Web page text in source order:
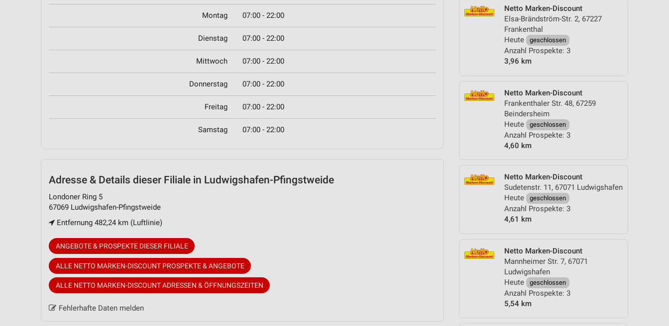
Netto Marken-Discount
Elsa-Brändström-Str. 2, 67227
Frankenthal
Heute
geschlossen
Anzahl Prospekte: 3
3,96 km
Netto Marken-Discount
Frankenthaler Str. 48, 67259
Beindersheim
Heute
geschlossen
Anzahl Prospekte: 3
4,60 km
Netto Marken-Discount
Sudetenstr. 11, 67071 Ludwigshafen
Heute
geschlossen
Anzahl Prospekte: 3
4,61 km
Netto Marken-Discount
Mannheimer Str. 7, 67071
Ludwigshafen
Heute
geschlossen
Anzahl Prospekte: 3
5,54 km
Montag 07:00 - 22:00
Dienstag 07:00 - 22:00
Mittwoch 07:00 - 22:00
Donnerstag 07:00 - 22:00
Freitag 07:00 - 22:00
Samstag 07:00 - 22:00
Adresse & Details dieser Filiale in Ludwigshafen-Pfingstweide
Londoner Ring 5
67069 Ludwigshafen-Pfingstweide
Entfernung 482,24 km (Luftlinie)
ANGEBOTE & PROSPEKTE DIESER FILIALE
ALLE NETTO MARKEN-DISCOUNT PROSPEKTE & ANGEBOTE
ALLE NETTO MARKEN-DISCOUNT ADRESSEN & ÖFFNUNGSZEITEN
Fehlerhafte Daten melden